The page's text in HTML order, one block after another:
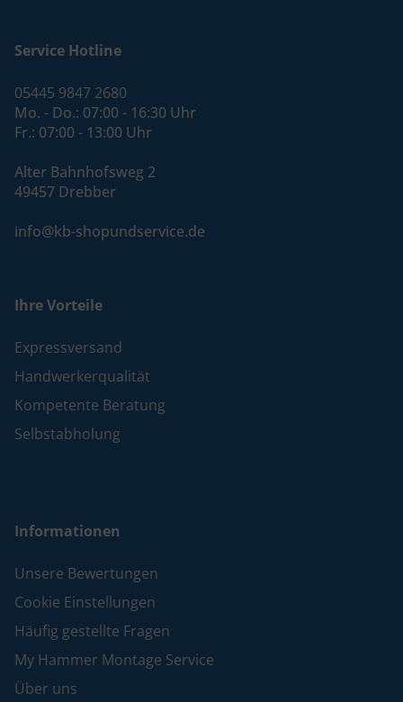
Service Hotline
05445 9847 2680
Mo. - Do.: 07:00 - 16:30 Uhr
Fr.: 07:00 - 13:00 Uhr
Alter Bahnhofsweg 2
49457 Drebber
info@kb-shopundservice.de
Ihre Vorteile
Expressversand
Handwerkerqualität
Kompetente Beratung
Selbstabholung
Informationen
Unsere Bewertungen
Cookie Einstellungen
Häufig gestellte Fragen
My Hammer Montage Service
Über uns